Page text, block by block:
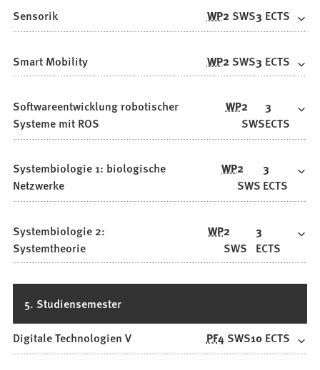
Sensorik WP2 SWS3 ECTS
Smart Mobility WP2 SWS3 ECTS
Softwareentwicklung robotischer
Systeme mit ROS
WP2
SWS
3
ECTS
Systembiologie 1: biologische
Netzwerke
WP2
SWS
3
ECTS
Systembiologie 2:
Systemtheorie
WP2
SWS
3
ECTS
5. Studiensemester
Digitale Technologien V PF4 SWS10 ECTS